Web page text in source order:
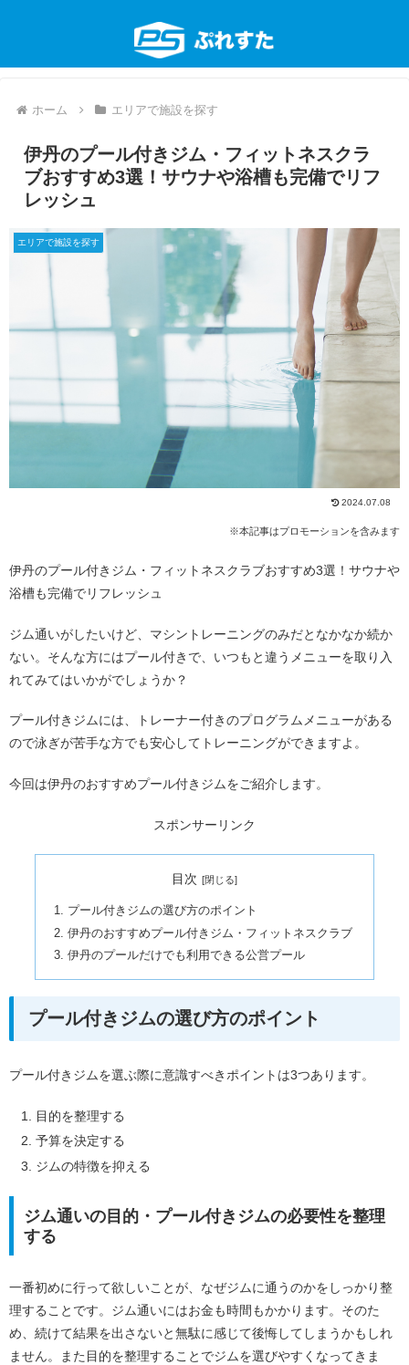
ホーム エリアで施設を探す
伊丹のプール付きジム・フィットネスクラ
ブおすすめ3選！サウナや浴槽も完備でリフ
レッシュ
エリアで施設を探す
2024.07.08
※本記事はプロモーションを含みます
伊丹のプール付きジム・フィットネスクラブおすすめ3選！サウナや
浴槽も完備でリフレッシュ
ジム通いがしたいけど、マシントレーニングのみだとなかなか続か
ない。そんな方にはプール付きで、いつもと違うメニューを取り入
れてみてはいかがでしょうか？
プール付きジムには、トレーナー付きのプログラムメニューがある
ので泳ぎが苦手な方でも安心してトレーニングができますよ。
今回は伊丹のおすすめプール付きジムをご紹介します。
スポンサーリンク
目次
プール付きジムの選び方のポイント
伊丹のおすすめプール付きジム・フィットネスクラブ
伊丹のプールだけでも利用できる公営プール
プール付きジムの選び方のポイント
プール付きジムを選ぶ際に意識すべきポイントは3つあります。
目的を整理する
予算を決定する
ジムの特徴を抑える
ジム通いの目的・プール付きジムの必要性を整理
する
一番初めに行って欲しいことが、なぜジムに通うのかをしっかり整
理することです。ジム通いにはお金も時間もかかります。そのた
め、続けて結果を出さないと無駄に感じて後悔してしまうかもしれ
ません。また目的を整理することでジムを選びやすくなってきま